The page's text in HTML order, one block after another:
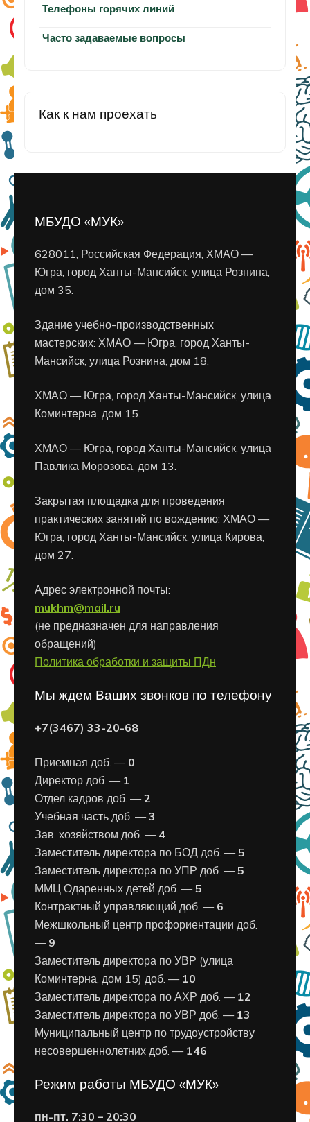
Телефоны горячих линий
Часто задаваемые вопросы
Как к нам проехать
МБУДО «МУК»
628011, Российская Федерация, ХМАО —
Югра, город Ханты-Мансийск, улица Рознина,
дом 35.
Здание учебно-производственных
мастерских: ХМАО — Югра, город Ханты-
Мансийск, улица Рознина, дом 18.
ХМАО — Югра, город Ханты-Мансийск, улица
Коминтерна, дом 15.
ХМАО — Югра, город Ханты-Мансийск, улица
Павлика Морозова, дом 13.
Закрытая площадка для проведения
практических занятий по вождению: ХМАО —
Югра, город Ханты-Мансийск, улица Кирова,
дом 27.
Адрес электронной почты:
mukhm@mail.ru
(не предназначен для направления
обращений)
Политика обработки и защиты ПДн
Мы ждем Ваших звонков по телефону
+7(3467) 33-20-68
Приемная доб. — 0
Директор доб. — 1
Отдел кадров доб. —2
Учебная часть доб. —3
Зав. хозяйством доб. — 4
Заместитель директора по БОД доб. —5
Заместитель директора по УПР доб. —5
ММЦ Одаренных детей доб. —5
Контрактный управляющий доб. — 6
Межшкольный центр профориентации доб.
— 9
Заместитель директора по УВР (улица
Коминтерна, дом 15) доб. — 10
Заместитель директора по АХР доб. — 12
Заместитель директора по УВР доб. — 13
Муниципальный центр по трудоустройству
несовершеннолетних доб. — 146
Режим работы МБУДО «МУК»
пн-пт. 7:30 – 20:30